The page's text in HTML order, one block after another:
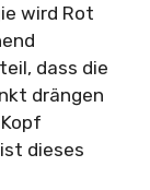
wird Rot
dass die
drängen
dieses